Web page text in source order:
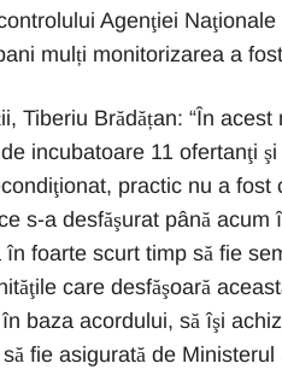
Agenţiei
mulți monitorizarea a
Tiberiu Brădățan: “În
incubatoare 11 ofertanţi
practic nu a fost
s-a desfăşurat până acum
foarte scurt timp să fie
care desfăşoară
baza acordului, să îşi
fie asigurată de Ministerul